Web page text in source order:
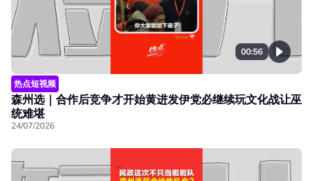
00:56
热点短视频
森州选｜合作后竞争才开始黄进发伊党必继续玩文化战让巫
统难堪
24/07/2026